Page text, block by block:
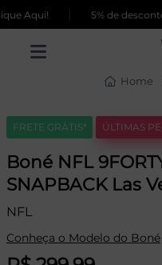
Aqui! 5% de
Home
FRETE GRÁTIS* ÚLTIMAS
Boné NFL
SNAPBACK Las
NFL
Conheça o Modelo do Boné